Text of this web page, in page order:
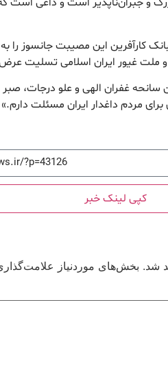
بانک کارآفرین این مصیبت جانسوز را
و ملت غیور ایران اسلامی تسلیت
سانحه غفران الهی و علو درجات،
مردم داغدار ایران مسئلت دارم.»
کپی لینک خبر
شد. بخش‌های موردنیاز